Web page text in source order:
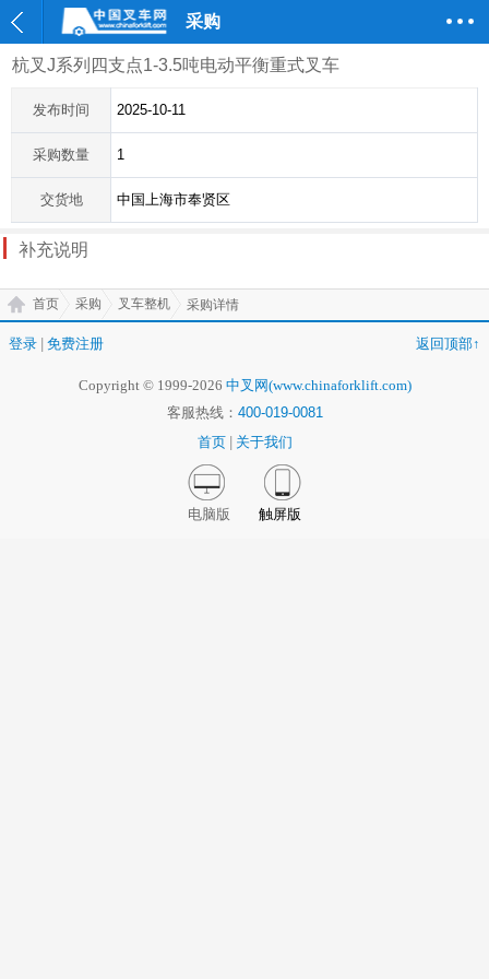
采购
杭叉J系列四支点1-3.5吨电动平衡重式叉车
发布时间 2025-10-11
采购数量 1
交货地 中国上海市奉贤区
补充说明
首页 采购 叉车整机 采购详情
登录 免费注册 返回顶部↑
Copyright © 1999-2026 中叉网(www.chinaforklift.com)
客服热线： 400-019-0081
首页
关于我们
电脑版 触屏版